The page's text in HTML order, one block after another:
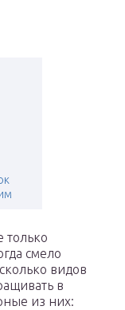
только
смело
видов
в
из них: